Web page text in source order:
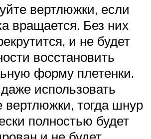
вертлюжки, если
вращается. Без них
и не будет
восстановить
форму плетенки.
использовать
вертлюжки, тогда шнур
полностью будет